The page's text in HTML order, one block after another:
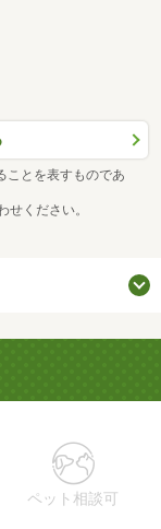
ことを表すものであ
ください。
ペット相談可